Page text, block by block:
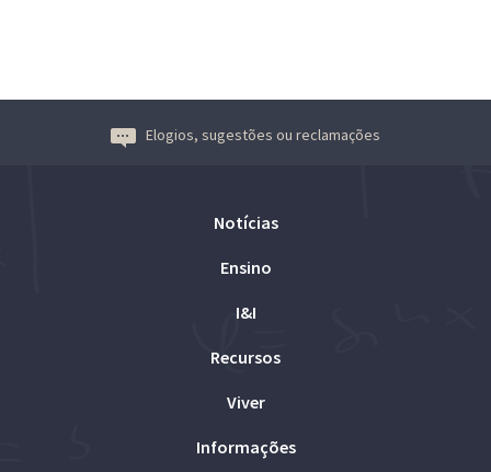
Elogios, sugestões ou reclamações
Notícias
Ensino
I&I
Recursos
Viver
Informações